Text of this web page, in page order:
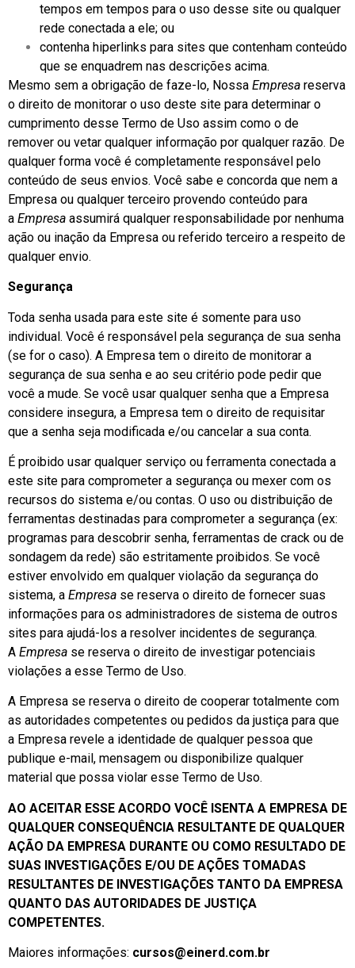
tempos em tempos para o uso desse site ou qualquer
rede conectada a ele; ou
contenha hiperlinks para sites que contenham conteúdo
que se enquadrem nas descrições acima.
Mesmo sem a obrigação de faze-lo, Nossa Empresa reserva
o direito de monitorar o uso deste site para determinar o
cumprimento desse Termo de Uso assim como o de
remover ou vetar qualquer informação por qualquer razão. De
qualquer forma você é completamente responsável pelo
conteúdo de seus envios. Você sabe e concorda que nem a
Empresa ou qualquer terceiro provendo conteúdo para
a Empresa assumirá qualquer responsabilidade por nenhuma
ação ou inação da Empresa ou referido terceiro a respeito de
qualquer envio.
Segurança
Toda senha usada para este site é somente para uso
individual. Você é responsável pela segurança de sua senha
(se for o caso). A Empresa tem o direito de monitorar a
segurança de sua senha e ao seu critério pode pedir que
você a mude. Se você usar qualquer senha que a Empresa
considere insegura, a Empresa tem o direito de requisitar
que a senha seja modificada e/ou cancelar a sua conta.
É proibido usar qualquer serviço ou ferramenta conectada a
este site para comprometer a segurança ou mexer com os
recursos do sistema e/ou contas. O uso ou distribuição de
ferramentas destinadas para comprometer a segurança (ex:
programas para descobrir senha, ferramentas de crack ou de
sondagem da rede) são estritamente proibidos. Se você
estiver envolvido em qualquer violação da segurança do
sistema, a Empresa se reserva o direito de fornecer suas
informações para os administradores de sistema de outros
sites para ajudá-los a resolver incidentes de segurança.
A Empresa se reserva o direito de investigar potenciais
violações a esse Termo de Uso.
A Empresa se reserva o direito de cooperar totalmente com
as autoridades competentes ou pedidos da justiça para que
a Empresa revele a identidade de qualquer pessoa que
publique e-mail, mensagem ou disponibilize qualquer
material que possa violar esse Termo de Uso.
AO ACEITAR ESSE ACORDO VOCÊ ISENTA A EMPRESA DE
QUALQUER CONSEQUÊNCIA RESULTANTE DE QUALQUER
AÇÃO DA EMPRESA DURANTE OU COMO RESULTADO DE
SUAS INVESTIGAÇÕES E/OU DE AÇÕES TOMADAS
RESULTANTES DE INVESTIGAÇÕES TANTO DA EMPRESA
QUANTO DAS AUTORIDADES DE JUSTIÇA
COMPETENTES.
Maiores informações: cursos@einerd.com.br